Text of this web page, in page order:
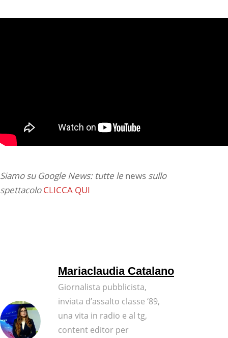
Siamo su Google News: tutte le news sullo
spettacoloCLICCA QUI
Mariaclaudia Catalano
Giornalista pubblicista,
inviata d’assalto classe ‘89,
una vita in radio e al tg,
content editor per